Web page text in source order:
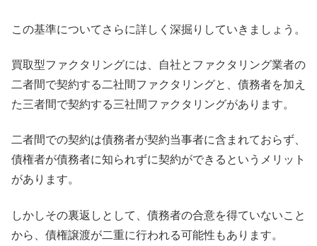
この基準についてさらに詳しく深掘りしていきましょう。
買取型ファクタリングには、自社とファクタリング業者の
二者間で契約する二社間ファクタリングと、債務者を加え
た三者間で契約する三社間ファクタリングがあります。
二者間での契約は債務者が契約当事者に含まれておらず、
債権者が債務者に知られずに契約ができるというメリット
があります。
しかしその裏返しとして、債務者の合意を得ていないこと
から、債権譲渡が二重に行われる可能性もあります。